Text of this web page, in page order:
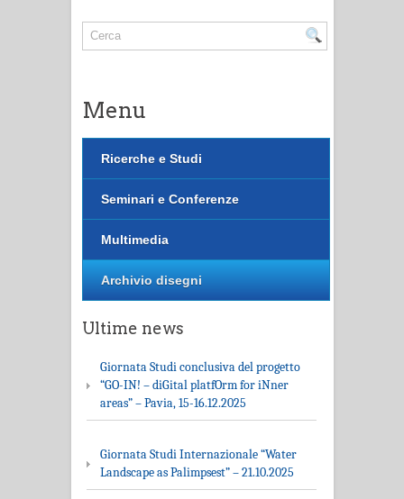
Menu
Ricerche e Studi
Seminari e Conferenze
Multimedia
Archivio disegni
Ultime news
Giornata Studi conclusiva del progetto
“GO-IN! – diGital platfOrm for iNner
areas” – Pavia, 15-16.12.2025
Giornata Studi Internazionale “Water
Landscape as Palimpsest” – 21.10.2025